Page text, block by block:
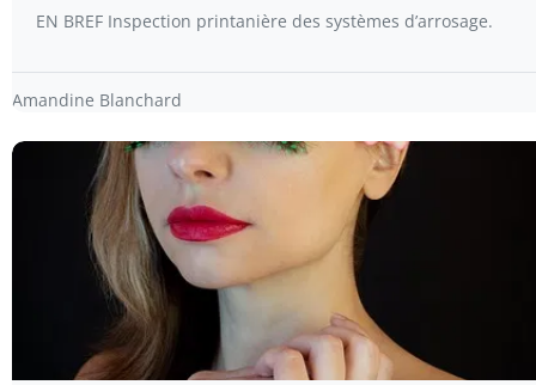
EN BREF Inspection printanière des systèmes d’arrosage.
Amandine Blanchard